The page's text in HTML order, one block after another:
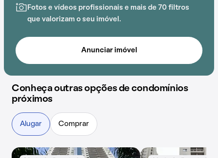
Fotos e vídeos profissionais e mais de 70 filtros
que valorizam o seu imóvel.
Anunciar imóvel
Conheça outras opções de condomínios
próximos
Alugar Comprar